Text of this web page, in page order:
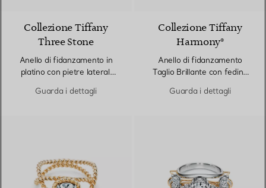
Collezione Tiffany
Three Stone
Anello di fidanzamento in
platino con pietre laterali
Guarda i dettagli
Collezione Tiffany
Harmony®
Anello di fidanzamento
Taglio Brillante con fedina
Guarda i dettagli